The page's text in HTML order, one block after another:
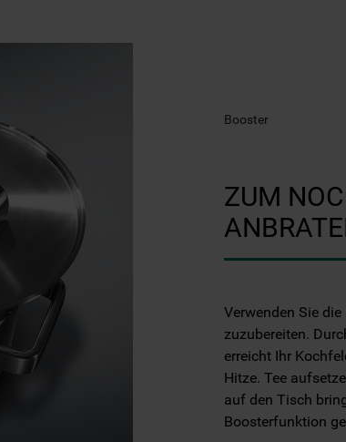
Booster
ZUM
Verwenden Sie
zuzubereiten.
erreicht Ihr
Hitze. Tee
auf den Tisch
Boosterfunktion